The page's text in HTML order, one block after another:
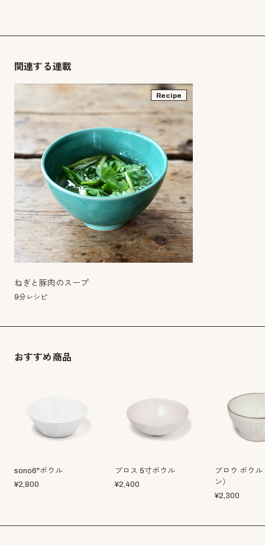
関連する連載
Recipe
ねぎと豚肉のスープ
9分レシピ
おすすめ商品
sono6"ボウル
¥2,800
ブロス 5寸ボウル
¥2,400
ブロウ ボウル
ン）
¥2,300